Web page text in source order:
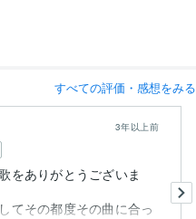
すべての評価・感想をみる
3年以上前
をありがとうございま
てその都度その曲に合っ